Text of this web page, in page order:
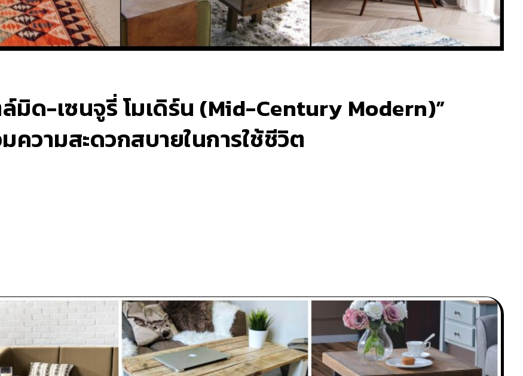
มิด-เซนจูรี่ โมเดิร์น (Mid-Century Modern)”
วามสะดวกสบายในการใช้ชีวิต